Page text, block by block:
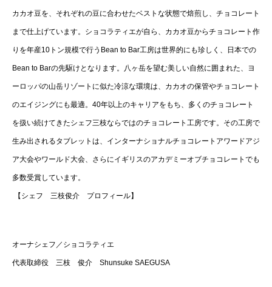
カカオ豆を、それぞれの豆に合わせたベストな状態で焙煎し、チョコレート
まで仕上げています。ショコラティエが自ら、カカオ豆からチョコレート作
りを年産10トン規模で行うBean to Bar工房は世界的にも珍しく、日本での
Bean to Barの先駆けとなります。八ヶ岳を望む美しい自然に囲まれた、ヨ
ーロッパの山岳リゾートに似た冷涼な環境は、カカオの保管やチョコレート
のエイジングにも最適。40年以上のキャリアをもち、多くのチョコレート
を扱い続けてきたシェフ三枝ならではのチョコレート工房です。その工房で
生み出されるタブレットは、インターナショナルチョコレートアワードアジ
ア大会やワールド大会、さらにイギリスのアカデミーオブチョコレートでも
多数受賞しています。
【シェフ 三枝俊介 プロフィール】
オーナシェフ／ショコラティエ
代表取締役 三枝 俊介 Shunsuke SAEGUSA